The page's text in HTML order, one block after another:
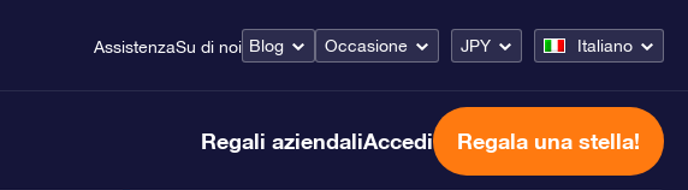
AssistenzaSu di noi Blog Occasione JPY Italiano
Regali aziendaliAccedi Regala una stella!